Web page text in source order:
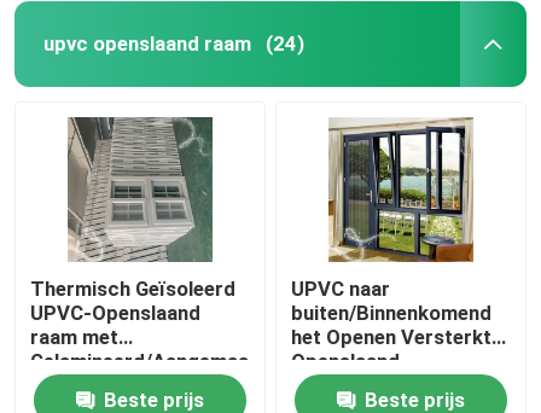
upvc openslaand raam (24)
Thermisch Geïsoleerd
UPVC-Openslaand
raam met
Gelamineerd/Aangemaakt
Glas
Beste prijs
UPVC naar
buiten/Binnenkomend
het Openen Versterkt
Openslaand
raamstaal/Aluminium
Beste prijs